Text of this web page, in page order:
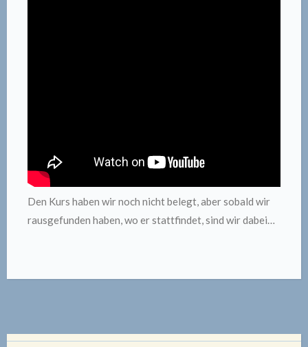
Den Kurs haben wir noch nicht belegt, aber sobald wir
rausgefunden haben, wo er stattfindet, sind wir dabei…